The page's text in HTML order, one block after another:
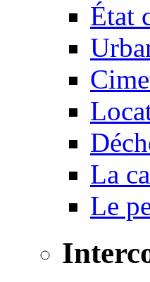
État
La
Le